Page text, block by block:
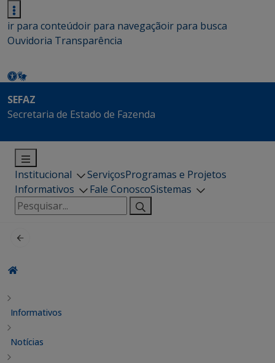
ir para conteúdoir para navegaçãoir para busca
Ouvidoria Transparência
SEFAZ
Secretaria de Estado de Fazenda
Institucional ServiçosProgramas e Projetos
Informativos
Fale ConoscoSistemas
Pesquisar
por:
Informativos
Notícias